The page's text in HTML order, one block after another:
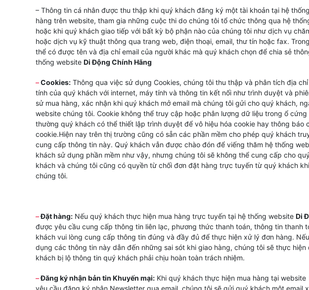
– Thông tin cá nhân được thu thập khi quý khách đăng ký một tài khoản tại hệ
hàng trên website, tham gia những cuộc thi do chúng tôi tổ chức thông qua hệ
hoặc khi quý khách giao tiếp với bất kỳ bộ phận nào của chúng tôi như dịch vụ
hoặc dịch vụ kỹ thuật thông qua trang web, điện thoại, email, thư tín hoặc fax.
thể có được tên và địa chỉ email của người khác mà quý khách chọn để chia sẻ
thống website Di Động Chính Hãng
–Cookies: Thông qua việc sử dụng Cookies, chúng tôi thu thập và phân tích địa
tính của quý khách với internet, máy tính và thông tin kết nối như trình duyệt và
sử mua hàng, xác nhận khi quý khách mở email mà chúng tôi gửi cho quý khách,
website chúng tôi. Cookie không thể truy cập hoặc phân lượng dữ liệu trong ổ
thường quý khách có thể thiết lập trình duyệt để vô hiệu hóa cookie hay thông báo
cookie.Hiện nay trên thị trường cũng có sẵn các phần mềm cho phép quý khách
cung cấp thông tin này. Quý khách vẫn được chào đón để viếng thăm hệ thống
khách sử dụng phần mềm như vậy, nhưng chúng tôi sẽ không thể cung cấp cho
khách và chúng tôi cũng có quyền từ chối đơn đặt hàng trực tuyến từ quý khách
chúng tôi.
–Đặt hàng: Nếu quý khách thực hiện mua hàng trực tuyến tại hệ thống website Di
được yêu cầu cung cấp thông tin liên lạc, phương thức thanh toán, thông tin thanh
khách vui lòng cung cấp thông tin đúng và đầy đủ để thực hiện xử lý đơn hàng.
dụng các thông tin này dẫn đến những sai sót khi giao hàng, chúng tôi sẽ thực
khách bị lộ thông tin quý khách phải chịu hoàn toàn trách nhiệm.
–Đăng ký nhận bản tin Khuyến mại: Khi quý khách thực hiện mua hàng tại website
yêu cầu đăng ký nhận Newsletter qua email, chúng tôi sẽ gửi quý khách một email